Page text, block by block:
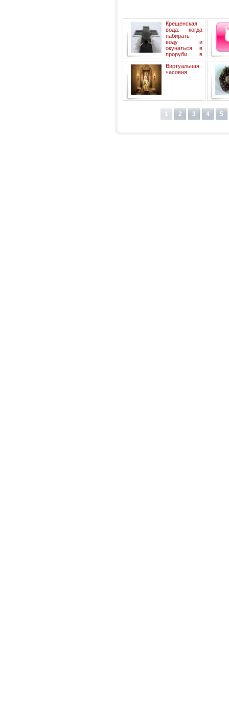
Крещенская
вода: когда
набирать
воду и
окунаться в
проруби в
2022 году.
Виртуальная
часовня
1 2 3 4 5